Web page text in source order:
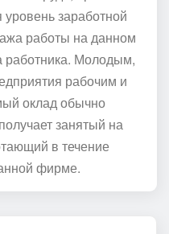
заработной
работы на данном
работника. Молодым,
рабочим и
оклад обычно
занятый на
в течение
фирме.